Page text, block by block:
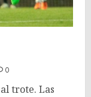
0
trote. Las